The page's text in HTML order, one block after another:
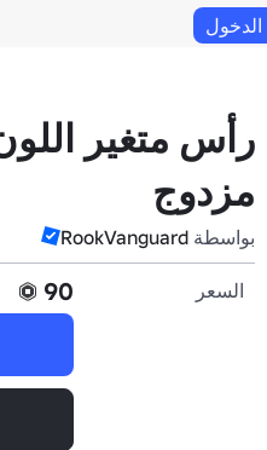
رأس متغير
مزدوج
بواسطة RookVanguard
السعر
90